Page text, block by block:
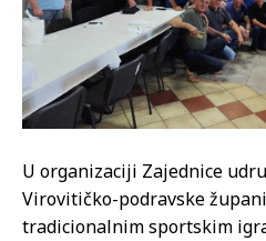
U organizaciji Zajednice
Virovitičko-podravske
tradicionalnim sportskim